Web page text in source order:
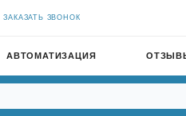
ЗАКАЗАТЬ ЗВОНОК
АВТОМАТИЗАЦИЯ